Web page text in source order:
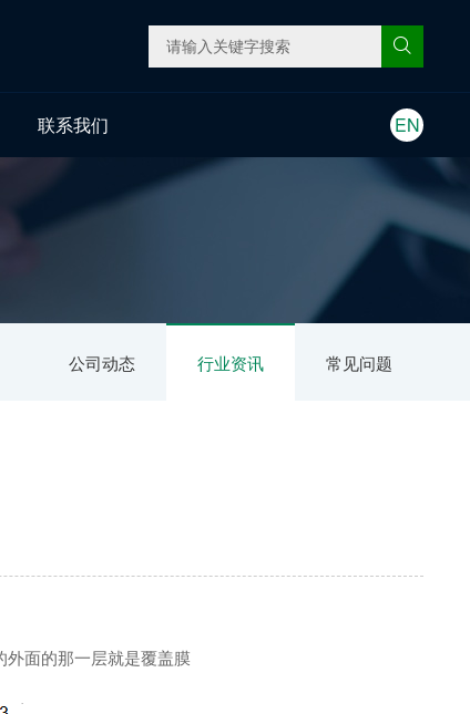
联系我们 EN
公司动态 行业资讯 常见问题
面的那一层就是覆盖膜